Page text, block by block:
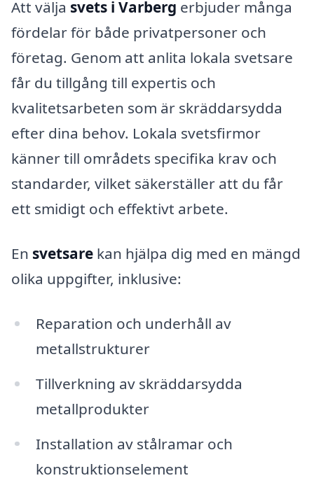
Att välja svets i Varberg erbjuder många
fördelar för både privatpersoner och
företag. Genom att anlita lokala svetsare
får du tillgång till expertis och
kvalitetsarbeten som är skräddarsydda
efter dina behov. Lokala svetsfirmor
känner till områdets specifika krav och
standarder, vilket säkerställer att du får
ett smidigt och effektivt arbete.
En svetsare kan hjälpa dig med en mängd
olika uppgifter, inklusive:
Reparation och underhåll av
metallstrukturer
Tillverkning av skräddarsydda
metallprodukter
Installation av stålramar och
konstruktionselement